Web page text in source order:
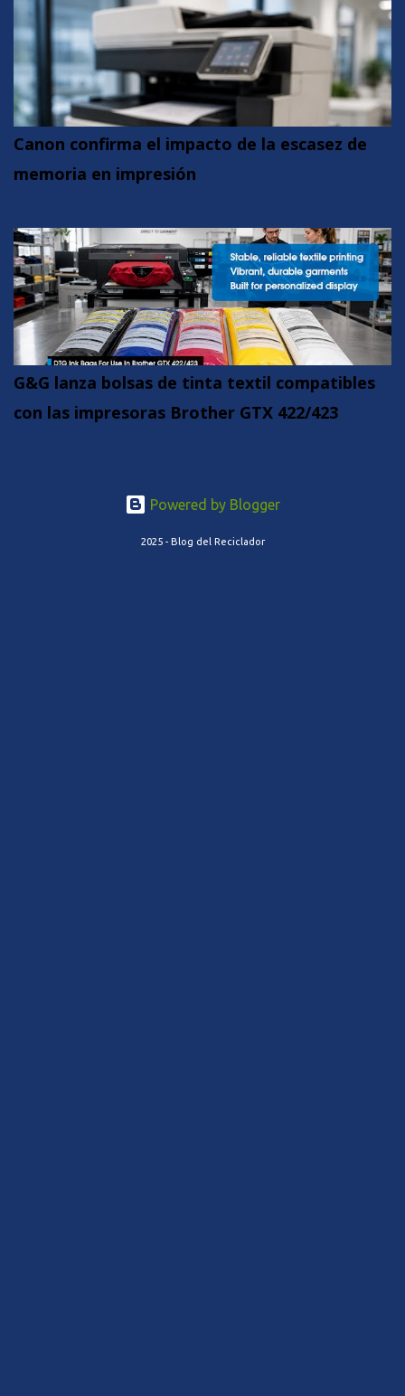
Canon confirma el impacto de la escasez de
memoria en impresión
G&G lanza bolsas de tinta textil compatibles
con las impresoras Brother GTX 422/423
Powered by Blogger
2025 - Blog del Reciclador